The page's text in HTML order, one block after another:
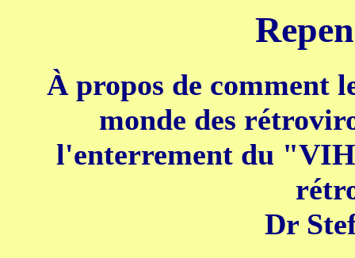
À propos de
monde des
l'enterrement du
Dr